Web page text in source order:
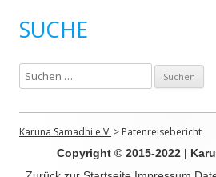
SUCHE
u
c
h
Karuna Samadhi e.V. > Patenreisebericht
Copyright © 2015-2022 |